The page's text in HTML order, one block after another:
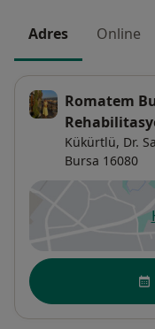
Adres Online
Romatem
Kükürtlü, Dr.
Bursa 16080
Uygunluk